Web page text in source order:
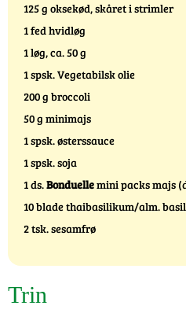
125 g oksekød, skåret i strimler
1 fed hvidløg
1 løg, ca. 50 g
1 spsk. Vegetabilsk olie
200 g broccoli
50 g minimajs
1 spsk. østerssauce
1 spsk. soja
1 ds.Bonduellemini packs majs
10 blade thaibasilikum/alm.
2 tsk. sesamfrø
Trin